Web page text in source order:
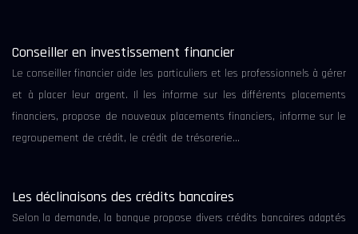
Conseiller en investissement financier
Le conseiller financier aide les particuliers et les professionnels à gérer
et à placer leur argent. Il les informe sur les différents placements
financiers, propose de nouveaux placements financiers, informe sur le
regroupement de crédit, le crédit de trésorerie…
Les déclinaisons des crédits bancaires
Selon la demande, la banque propose divers crédits bancaires adaptés